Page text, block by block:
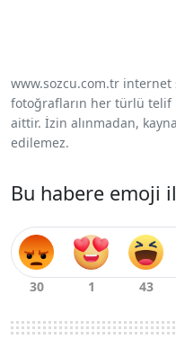
www.sozcu.com.tr internet
fotoğrafların her türlü telif
aittir. İzin alınmadan,
edilemez.
Bu habere emoji